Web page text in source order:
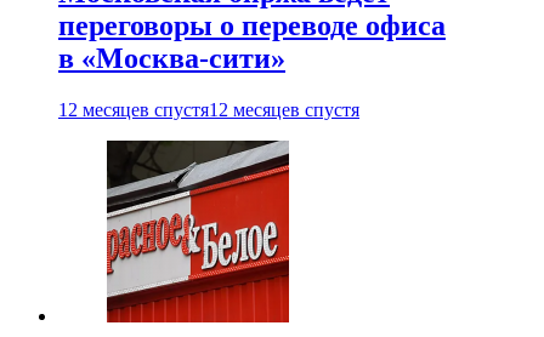
переговоры о переводе офиса
в «Москва-сити»
12 месяцев спустя12 месяцев спустя